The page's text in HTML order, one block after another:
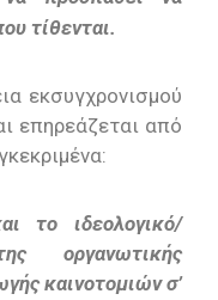
τίθενται.
εκσυγχρονισμού
επηρεάζεται από
το ιδεολογικό/
οργανωτικής
καινοτομιών σ’